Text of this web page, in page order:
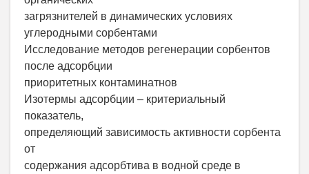
загрязнителей в динамических условиях
углеродными сорбентами
Исследование методов регенерации сорбентов
после адсорбции
приоритетных контаминатнов
Изотермы адсорбции – критериальный
показатель,
определяющий зависимость активности сорбента
от
содержания адсорбтива в водной среде в